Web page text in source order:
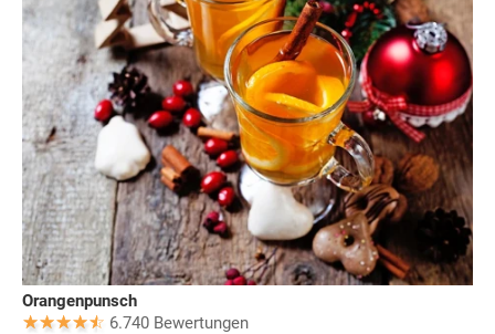
Orangenpunsch
6.740 Bewertungen